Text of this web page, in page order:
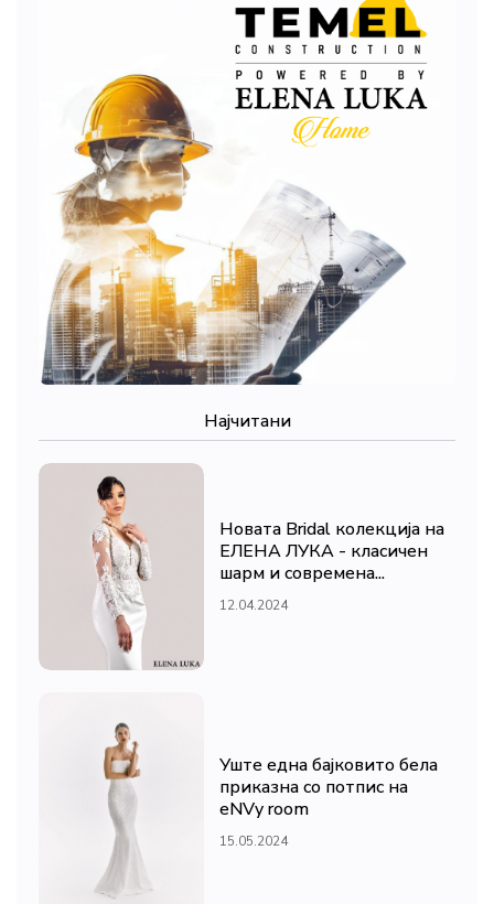
Најчитани
Новата Bridal колекција на
ЕЛЕНА ЛУКА - класичен
шарм и современа...
12.04.2024
Уште една бајковито бела
приказна со потпис на
eNVy room
15.05.2024